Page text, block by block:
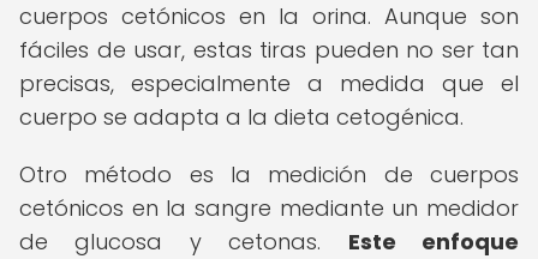
cuerpos cetónicos en la orina. Aunque son
fáciles de usar, estas tiras pueden no ser tan
precisas, especialmente a medida que el
cuerpo se adapta a la dieta cetogénica.
Otro método es la medición de cuerpos
cetónicos en la sangre mediante un medidor
de glucosa y cetonas. Este enfoque